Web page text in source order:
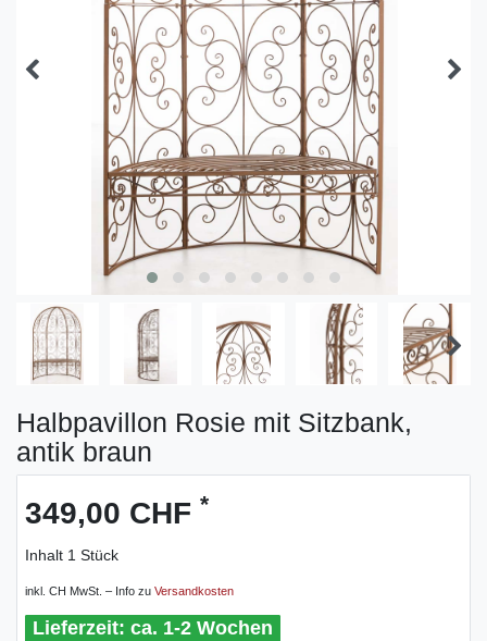
Halbpavillon Rosie mit Sitzbank,
antik braun
349,00 CHF *
Inhalt 1 Stück
inkl. CH MwSt. – Info zu Versandkosten
ca. 1-2 Wochen